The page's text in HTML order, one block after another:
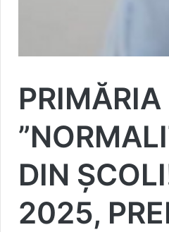
DIN
2025,